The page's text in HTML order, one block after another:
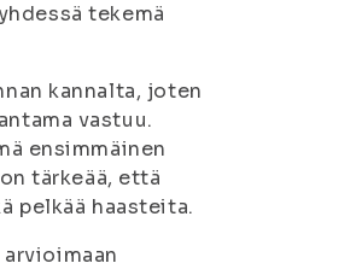
tekemä
kannalta, joten
vastuu.
ensimmäinen
tärkeää, että
pelkää haasteita.